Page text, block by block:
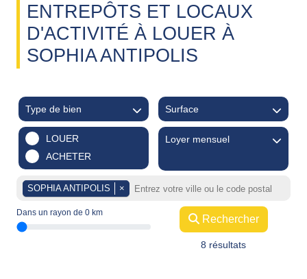
ENTREPÔTS ET LOCAUX
D'ACTIVITÉ À LOUER À
SOPHIA ANTIPOLIS
Type de bien Surface
LOUER
ACHETER
Loyer mensuel
SOPHIA ANTIPOLIS ×
Dans un rayon de 0 km
Rechercher
8 résultats